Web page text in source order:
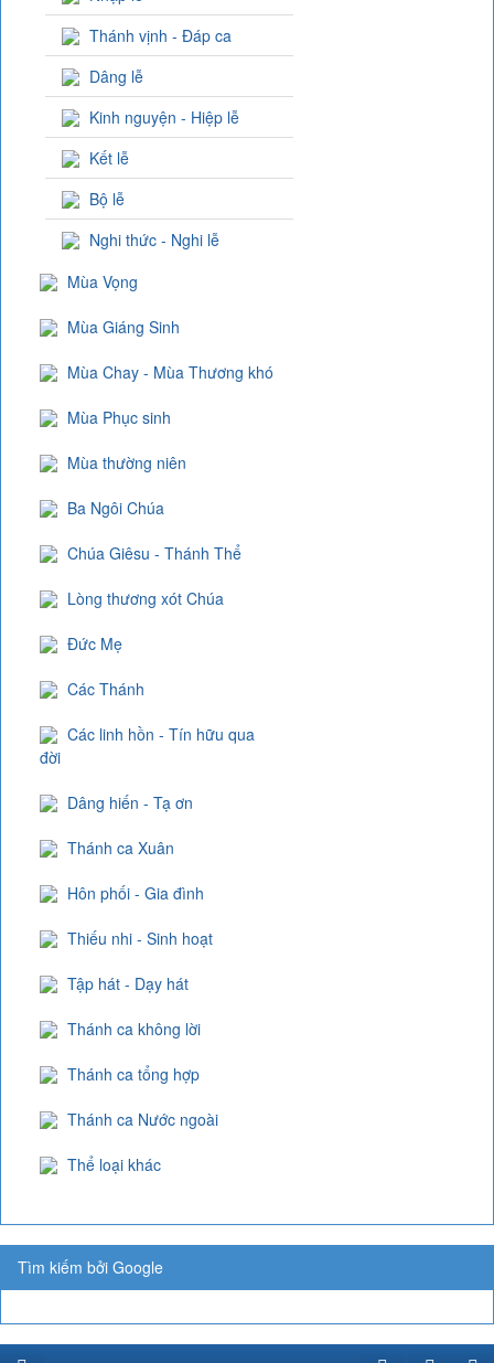
Thánh vịnh - Đáp ca
Dâng lễ
Kinh nguyện - Hiệp lễ
Kết lễ
Bộ lễ
Nghi thức - Nghi lễ
Mùa Vọng
Mùa Giáng Sinh
Mùa Chay - Mùa Thương khó
Mùa Phục sinh
Mùa thường niên
Ba Ngôi Chúa
Chúa Giêsu - Thánh Thể
Lòng thương xót Chúa
Đức Mẹ
Các Thánh
Các linh hồn - Tín hữu qua
đời
Dâng hiến - Tạ ơn
Thánh ca Xuân
Hôn phối - Gia đình
Thiếu nhi - Sinh hoạt
Tập hát - Dạy hát
Thánh ca không lời
Thánh ca tổng hợp
Thánh ca Nước ngoài
Thể loại khác
Tìm kiếm bởi Google